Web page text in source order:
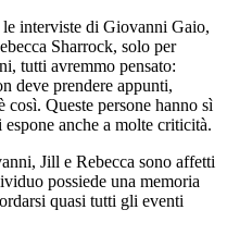
interviste di Giovanni Gaio,
Sharrock, solo per
tutti avremmo pensato:
deve prendere appunti,
Queste persone hanno sì
anche a molte criticità.
Jill e Rebecca sono affetti
possiede una memoria
quasi tutti gli eventi